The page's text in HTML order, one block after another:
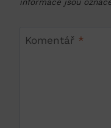
Komentář *